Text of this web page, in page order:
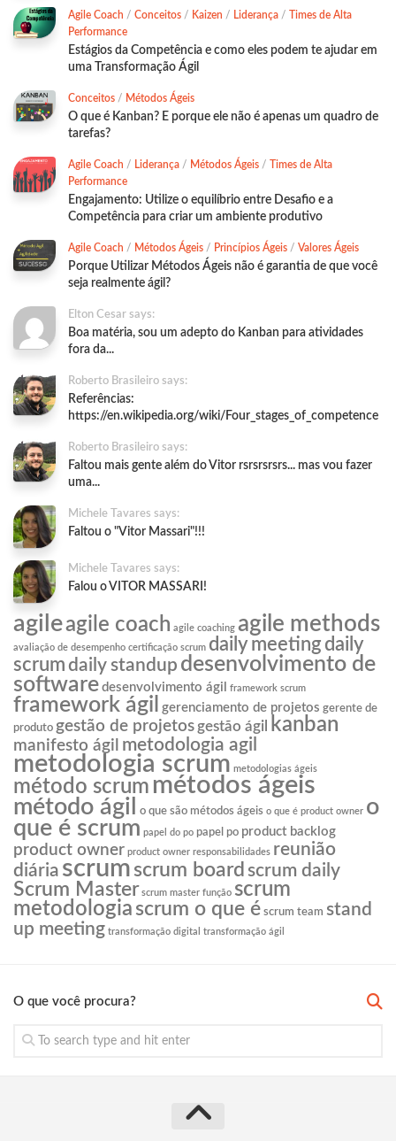
Agile Coach / Conceitos / Kaizen / Liderança /
Times de Alta
Performance
Estágios da Competência e como eles podem te ajudar em
uma Transformação Ágil
Conceitos / Métodos Ágeis
O que é Kanban? E porque ele não é apenas um quadro de
tarefas?
Agile Coach / Liderança / Métodos Ágeis /
Times de Alta
Performance
Engajamento: Utilize o equilíbrio entre Desafio e a
Competência para criar um ambiente produtivo
Agile Coach / Métodos Ágeis / Princípios Ágeis / Valores Ágeis
Porque Utilizar Métodos Ágeis não é garantia de que você
seja realmente ágil?
Elton Cesar says:
Boa matéria, sou um adepto do Kanban para atividades
fora da...
Roberto Brasileiro says:
Referências:
https://en.wikipedia.org/wiki/Four_stages_of_competence
Roberto Brasileiro says:
Faltou mais gente além do Vitor rsrsrsrsrs... mas vou fazer
uma...
Michele Tavares says:
Faltou o "Vitor Massari"!!!
Michele Tavares says:
Falou o VITOR MASSARI!
agileagile coach agile coaching agile methods
avaliação de desempenho certificação scrum daily meeting daily
scrumdaily standup desenvolvimento de
software desenvolvimento ágil framework scrum
framework ágil gerenciamento de projetos gerente de
produto gestão de projetos gestão ágil kanban
manifesto ágil metodologia agil
metodologia scrum metodologias ágeis
método scrum métodos ágeis
método ágil o que são métodos ágeis o que é product owner o
que é scrum papel do po papel po product backlog
product owner product owner responsabilidades reunião
diária scrum scrum board scrum daily
Scrum Master scrum master função scrum
metodologia scrum o que é scrum team stand
up meeting transformação digital transformação ágil
O que você procura?